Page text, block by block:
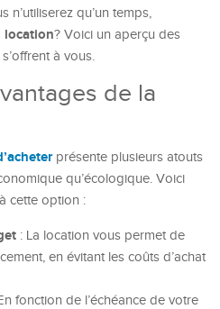
n’utiliserez qu’un temps,
location? Voici un aperçu des
à vous.
de la
présente plusieurs atouts
qu’écologique. Voici
cette option :
: La location vous permet de
en évitant les coûts d’achat
fonction de l’échéance de votre